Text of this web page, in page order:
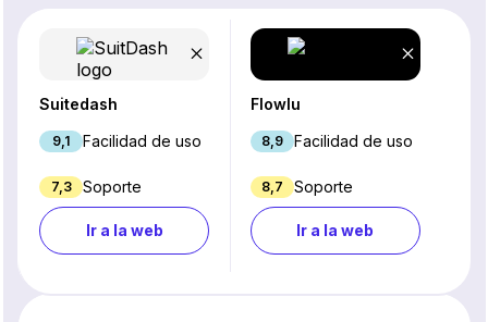
Suitedash
9,1 Facilidad de uso
7,3 Soporte
Ir a la web
Flowlu
8,9 Facilidad de uso
8,7 Soporte
Ir a la web